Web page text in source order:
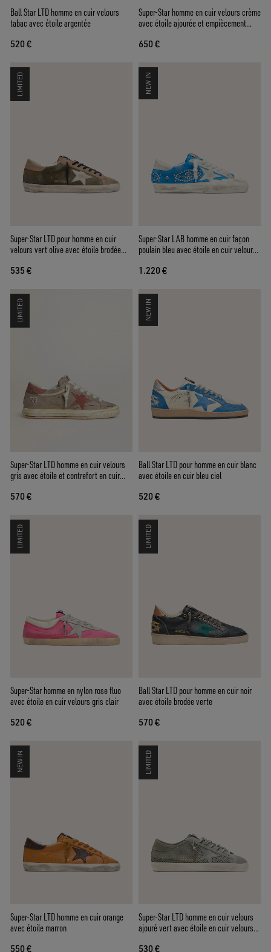
Ball Star LTD homme en cuir velours
tabac avec étoile argentée
520 €
Super-Star homme en cuir velours crème
avec étoile ajourée et empiècement
650 €
LIMITED
Super-Star LTD pour homme en cuir
velours vert olive avec étoile brodée
535 €
NEW IN
Super-Star LAB homme en cuir façon
poulain bleu avec étoile en cuir velours
1.220 €
LIMITED
Super-Star LTD homme en cuir velours
gris avec étoile et contrefort en cuir
570 €
NEW IN
Ball Star LTD pour homme en cuir blanc
avec étoile en cuir bleu ciel
520 €
LIMITED
Super-Star homme en nylon rose fluo
avec étoile en cuir velours gris clair
520 €
LIMITED
Ball Star LTD pour homme en cuir noir
avec étoile brodée verte
570 €
NEW IN
Super-Star LTD homme en cuir orange
avec étoile marron
550 €
LIMITED
Super-Star LTD homme en cuir velours
ajouré vert avec étoile en cuir velours
530 €